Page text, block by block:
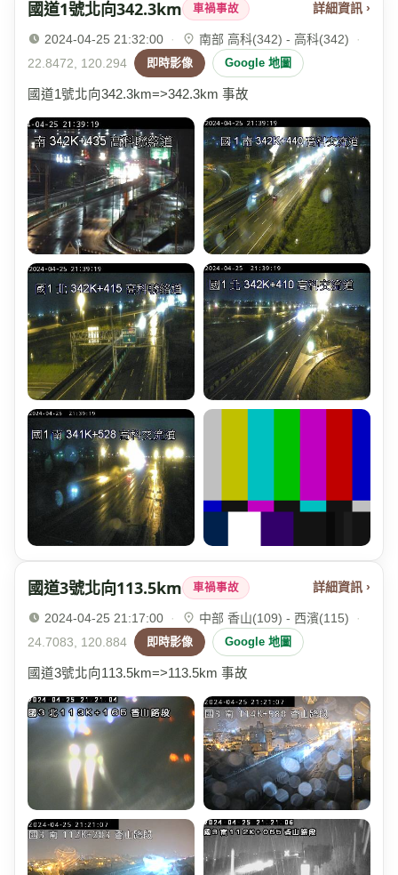
國道1號北向342.3km 車禍事故 詳細資訊 ›
2024-04-25 21:32:00 · 南部 高科(342) - 高科(342)
·
22.8472, 120.294
即時影像 Google 地圖
國道1號北向342.3km=>342.3km 事故
國道3號北向113.5km 車禍事故 詳細資訊 ›
2024-04-25 21:17:00 · 中部 香山(109) - 西濱(115)
·
24.7083, 120.884
即時影像 Google 地圖
國道3號北向113.5km=>113.5km 事故